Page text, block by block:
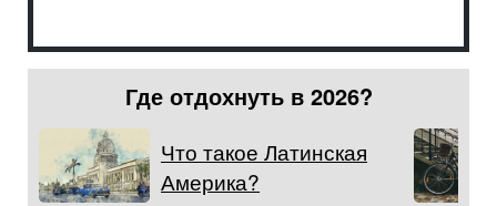
Где отдохнуть в 2026?
Что такое Латинская
Америка?